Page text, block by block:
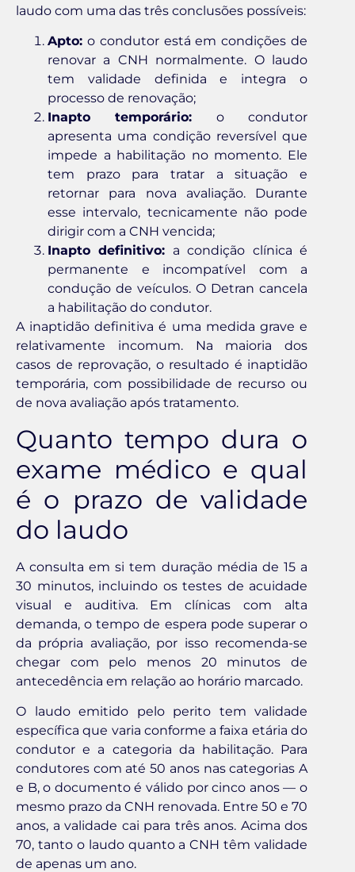
laudo com uma das três conclusões possíveis:
Apto: o condutor está em condições de
renovar a CNH normalmente. O laudo
tem validade definida e integra o
processo de renovação;
Inapto temporário: o condutor
apresenta uma condição reversível que
impede a habilitação no momento. Ele
tem prazo para tratar a situação e
retornar para nova avaliação. Durante
esse intervalo, tecnicamente não pode
dirigir com a CNH vencida;
Inapto definitivo: a condição clínica é
permanente e incompatível com a
condução de veículos. O Detran cancela
a habilitação do condutor.
A inaptidão definitiva é uma medida grave e
relativamente incomum. Na maioria dos
casos de reprovação, o resultado é inaptidão
temporária, com possibilidade de recurso ou
de nova avaliação após tratamento.
Quanto tempo dura o
exame médico e qual
é o prazo de validade
do laudo
A consulta em si tem duração média de 15 a
30 minutos, incluindo os testes de acuidade
visual e auditiva. Em clínicas com alta
demanda, o tempo de espera pode superar o
da própria avaliação, por isso recomenda-se
chegar com pelo menos 20 minutos de
antecedência em relação ao horário marcado.
O laudo emitido pelo perito tem validade
específica que varia conforme a faixa etária do
condutor e a categoria da habilitação. Para
condutores com até 50 anos nas categorias A
e B, o documento é válido por cinco anos — o
mesmo prazo da CNH renovada. Entre 50 e 70
anos, a validade cai para três anos. Acima dos
70, tanto o laudo quanto a CNH têm validade
de apenas um ano.